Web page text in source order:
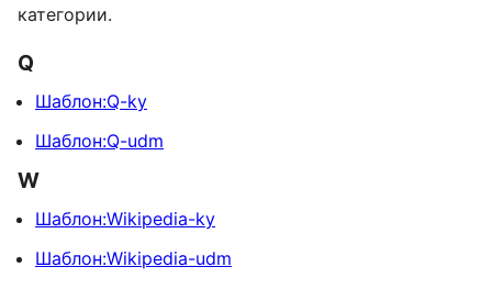
категории.
Q
Шаблон:Q-ky
Шаблон:Q-udm
W
Шаблон:Wikipedia-ky
Шаблон:Wikipedia-udm